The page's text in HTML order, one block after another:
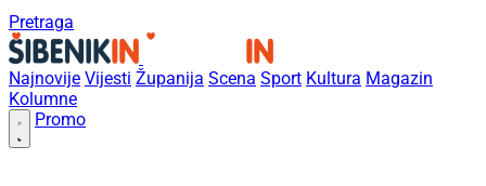
Pretraga
Najnovije Vijesti Županija Scena Sport Kultura Magazin
Kolumne
Promo